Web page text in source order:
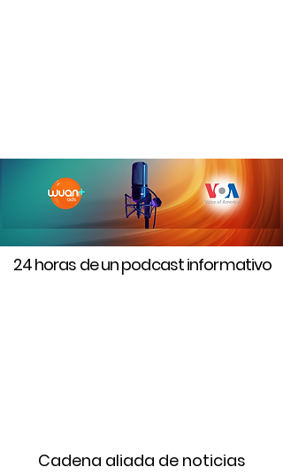
24 horas de un podcast informativo
Cadena aliada de noticias